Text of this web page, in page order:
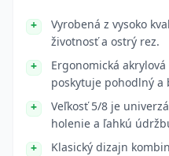
Vyrobená z vysoko
životnosť a ostrý rez.
Ergonomická
poskytuje pohodlný a
Veľkosť 5/8 je
holenie a ľahkú
Klasický dizajn